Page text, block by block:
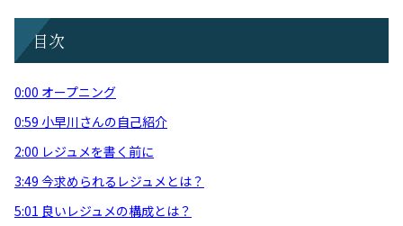
目次
0:00 オープニング
0:59 小早川さんの自己紹介
2:00 レジュメを書く前に
3:49 今求められるレジュメとは？
5:01 良いレジュメの構成とは？